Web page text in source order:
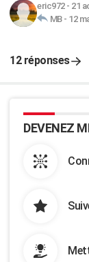
eric972- 21
MB- 12
12 réponses
DEVENEZ